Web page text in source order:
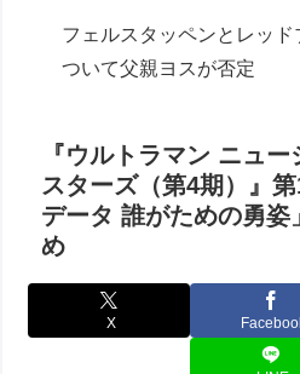
フェルスタッペンとレッ
ついて父親ヨスが否定
『ウルトラマン ニュ
スターズ（第4期）』
データ 誰がための勇姿
め
X